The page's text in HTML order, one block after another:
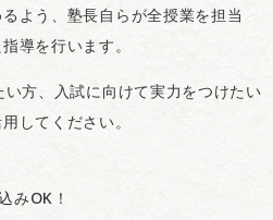
よう、塾長自らが全授業を担当
導を行います。
方、入試に向けて実力をつけたい
してください。
みOK！